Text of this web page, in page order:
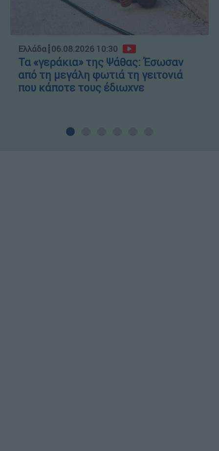
Ελλάδα┋06.08.2026 10:30
Τα «γεράκια» της Ψάθας: Έσωσαν
από τη μεγάλη φωτιά τη γειτονιά
που κάποτε τους έδιωχνε